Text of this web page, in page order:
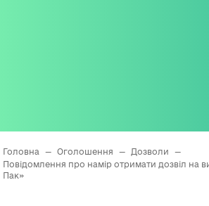
Головна — Оголошення — Дозволи
—
Повідомлення про намір отримати дозвіл на
Пак»